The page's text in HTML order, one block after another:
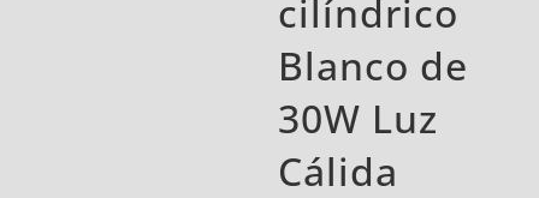
cilíndrico
Blanco de
30W Luz
Cálida